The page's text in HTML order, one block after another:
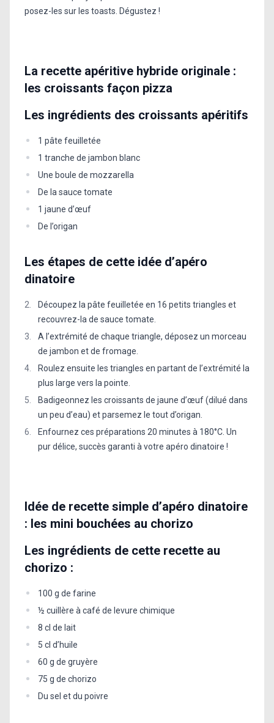
posez-les sur les toasts. Dégustez !
La recette apéritive hybride originale :
les croissants façon pizza
Les ingrédients des croissants apéritifs
1 pâte feuilletée
1 tranche de jambon blanc
Une boule de mozzarella
De la sauce tomate
1 jaune d’œuf
De l’origan
Les étapes de cette idée d’apéro
dinatoire
Découpez la pâte feuilletée en 16 petits triangles et
recouvrez-la de sauce tomate.
A l’extrémité de chaque triangle, déposez un morceau
de jambon et de fromage.
Roulez ensuite les triangles en partant de l’extrémité la
plus large vers la pointe.
Badigeonnez les croissants de jaune d’œuf (dilué dans
un peu d’eau) et parsemez le tout d’origan.
Enfournez ces préparations 20 minutes à 180°C. Un
pur délice, succès garanti à votre apéro dinatoire !
Idée de recette simple d’apéro dinatoire
: les mini bouchées au chorizo
Les ingrédients de cette recette au
chorizo :
100 g de farine
½ cuillère à café de levure chimique
8 cl de lait
5 cl d’huile
60 g de gruyère
75 g de chorizo
Du sel et du poivre